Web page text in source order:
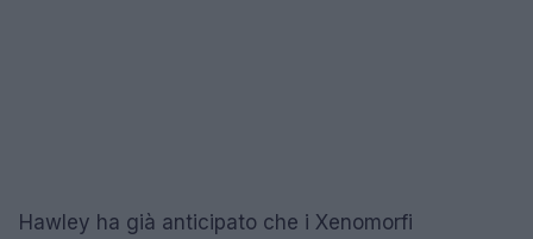
Hawley ha già anticipato che i Xenomorfi